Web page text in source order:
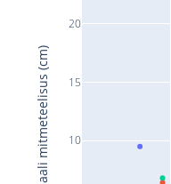
10
15
20
Signaali mitmeteelisus (cm)